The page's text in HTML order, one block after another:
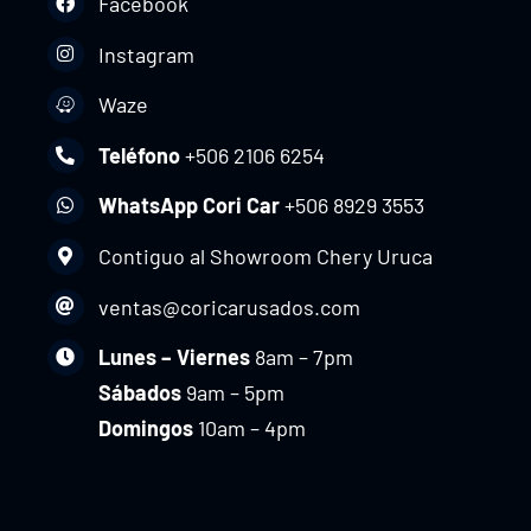
Instagram
Waze
Teléfono+506 2106 6254
WhatsApp Cori Car+506 8929 3553
Contiguo al Showroom Chery Uruca
ventas@coricarusados.com
Lunes – Viernes 8am – 7pm
Sábados 9am – 5pm
Domingos 10am – 4pm